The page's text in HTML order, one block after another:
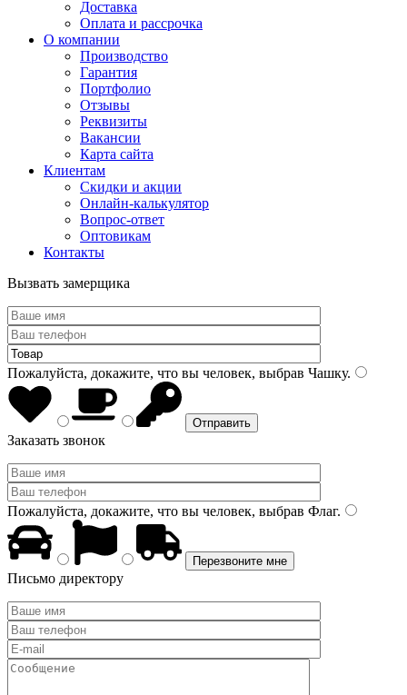
Доставка
Оплата и рассрочка
О компании
Производство
Гарантия
Портфолио
Отзывы
Реквизиты
Вакансии
Карта сайта
Клиентам
Скидки и акции
Онлайн-калькулятор
Вопрос-ответ
Оптовикам
Контакты
Вызвать замерщика
Пожалуйста, докажите, что вы человек, выбрав Чашку.
Заказать звонок
Пожалуйста, докажите, что вы человек, выбрав Флаг.
Письмо директору